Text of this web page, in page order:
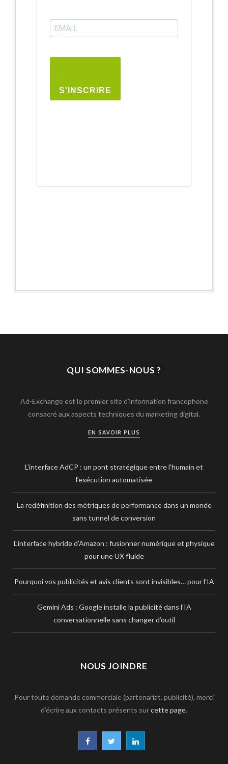
S'INSCRIRE
QUI SOMMES-NOUS ?
Ad-Exchange est le premier site d’information francophone
consacré aux aspects techniques du marketing digital.
EN SAVOIR PLUS
L’interface AdCP : un pont stratégique entre l’humain et
l’exécution automatisée
La redéfinition des métriques de performance dans un monde
sans tunnel de conversion
L’interface hybride d’Amazon : fusionner numérique et physique
pour une UX fluide
Pourquoi vos publicités et avis clients sont invisibles… pour l’IA
Gemini Ads : Google installe la publicité dans l’IA
conversationnelle sans changer d’outil
NOUS JOINDRE
Pour toute demande commerciale (partenariat, publicité), merci
d’écrire aux contacts présents surcette page.
F L